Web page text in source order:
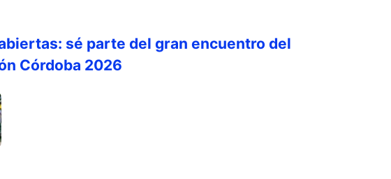
sé parte del gran encuentro del
Córdoba 2026